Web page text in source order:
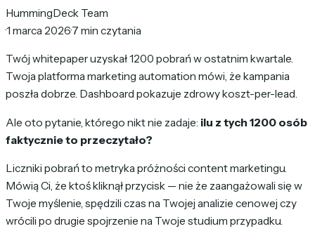
HummingDeck Team
·1 marca 2026·7 min czytania
Twój whitepaper uzyskał 1200 pobrań w ostatnim kwartale.
Twoja platforma marketing automation mówi, że kampania
poszła dobrze. Dashboard pokazuje zdrowy koszt-per-lead.
Ale oto pytanie, którego nikt nie zadaje: ilu z tych 1200 osób
faktycznie to przeczytało?
Liczniki pobrań to metryka próżności content marketingu.
Mówią Ci, że ktoś kliknął przycisk — nie że zaangażowali się w
Twoje myślenie, spędzili czas na Twojej analizie cenowej czy
wrócili po drugie spojrzenie na Twoje studium przypadku.